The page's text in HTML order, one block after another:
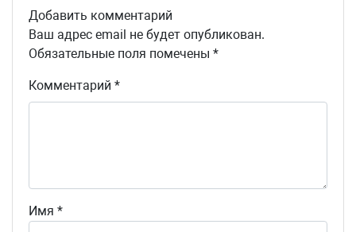
Добавить комментарий
Ваш адрес email не будет опубликован.
Обязательные поля помечены *
Комментарий *
Имя *